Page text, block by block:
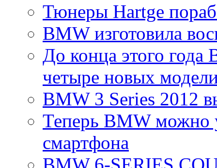
Тюнеры Hartge
BMW изготовила
До конца этого года
четыре новых
BMW 3 Series 2012
Теперь BMW можно
смартфона